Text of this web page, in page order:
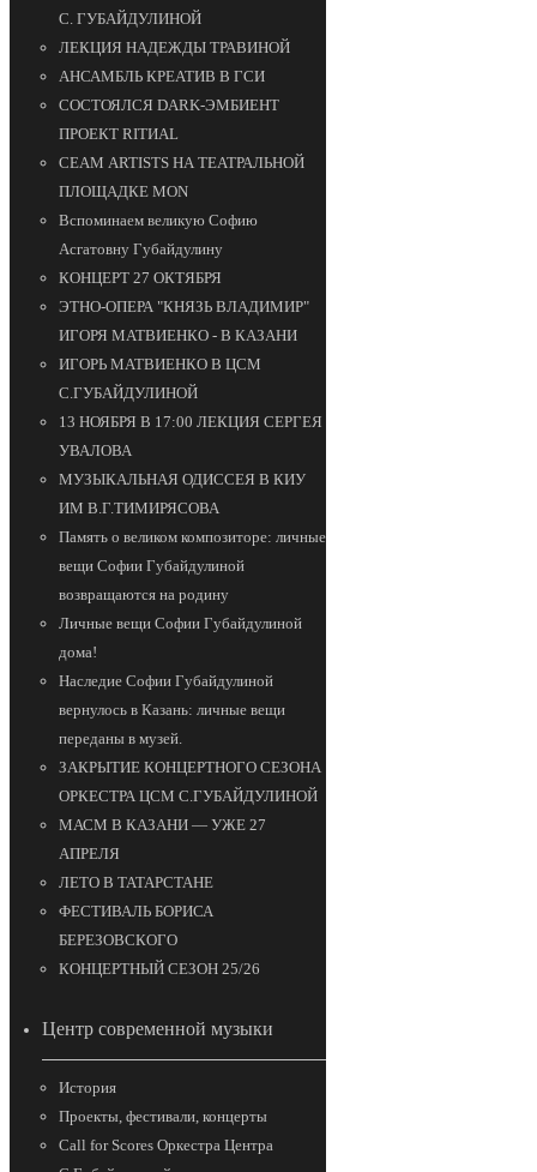
С. ГУБАЙДУЛИНОЙ
ЛЕКЦИЯ НАДЕЖДЫ ТРАВИНОЙ
АНСАМБЛЬ КРЕАТИВ В ГСИ
СОСТОЯЛСЯ DARK-ЭМБИЕНТ
ПРОЕКТ RITИAL
СЕАМ ARTISTS НА ТЕАТРАЛЬНОЙ
ПЛОЩАДКЕ MON
Вспоминаем великую Софию
Асгатовну Губайдулину
КОНЦЕРТ 27 ОКТЯБРЯ
ЭТНО-ОПЕРА "КНЯЗЬ ВЛАДИМИР"
ИГОРЯ МАТВИЕНКО - В КАЗАНИ
ИГОРЬ МАТВИЕНКО В ЦСМ
С.ГУБАЙДУЛИНОЙ
13 НОЯБРЯ В 17:00 ЛЕКЦИЯ СЕРГЕЯ
УВАЛОВА
МУЗЫКАЛЬНАЯ ОДИССЕЯ В КИУ
ИМ В.Г.ТИМИРЯСОВА
Память о великом композиторе: личные
вещи Софии Губайдулиной
возвращаются на родину
Личные вещи Софии Губайдулиной
дома!
Наследие Софии Губайдулиной
вернулось в Казань: личные вещи
переданы в музей.
ЗАКРЫТИЕ КОНЦЕРТНОГО СЕЗОНА
ОРКЕСТРА ЦСМ С.ГУБАЙДУЛИНОЙ
МАСМ В КАЗАНИ — УЖЕ 27
АПРЕЛЯ
ЛЕТО В ТАТАРСТАНЕ
ФЕСТИВАЛЬ БОРИСА
БЕРЕЗОВСКОГО
КОНЦЕРТНЫЙ СЕЗОН 25/26
Центр современной музыки
История
Проекты, фестивали, концерты
Call for Scores Оркестра Центра